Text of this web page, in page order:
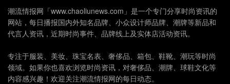
潮流情报网「www.chaoliunews.com」是一个专门分享时尚资讯的
网站，每日播报国内外知名品牌、小众设计师品牌、潮牌等新品和
代言人资讯，近期时尚事件、品牌线上及实体店活动资讯。
专注于服装、美妆、珠宝名表、奢侈品、箱包、鞋靴、潮玩等时尚
领域。如果你也喜欢浏览时尚资讯，对奢侈品、潮牌、球鞋文化等
内容感兴趣！欢迎关注潮流情报网的每日动态。